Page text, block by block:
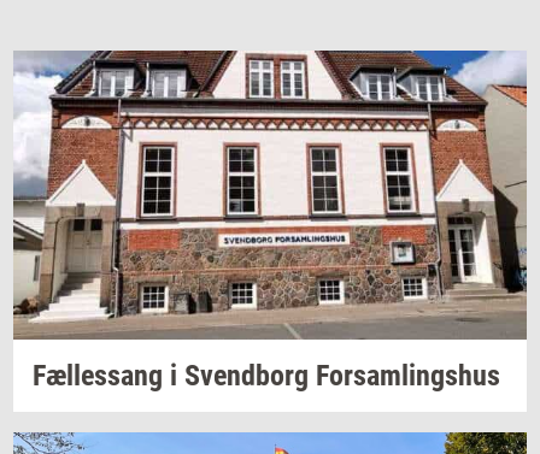
Fæl­les­sang i Svend­borg For­sam­lings­hus